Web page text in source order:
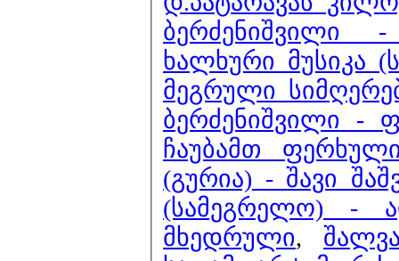
ბერძენიშვილი -
ხალხური მუსიკა
მეგრული
ბერძენიშვილი -
ჩაუბამთ
(გურია) - შავი
(სამეგრელო) -
მხედრული,